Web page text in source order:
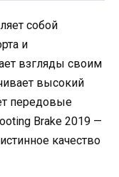
собой
и
взгляды своим
высокий
передовые
Brake 2019 —
качество